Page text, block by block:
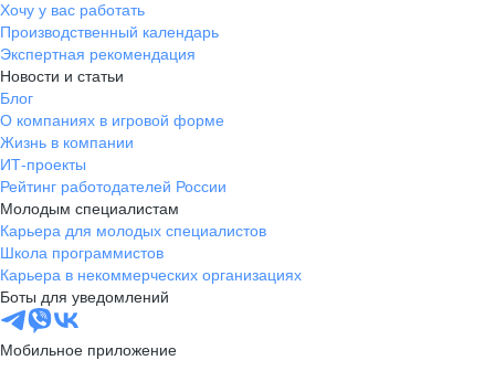
Хочу у вас работать
Производственный календарь
Экспертная рекомендация
Новости и статьи
Блог
О компаниях в игровой форме
Жизнь в компании
ИТ-проекты
Рейтинг работодателей России
Молодым специалистам
Карьера для молодых специалистов
Школа программистов
Карьера в некоммерческих организациях
Боты для уведомлений
Мобильное приложение